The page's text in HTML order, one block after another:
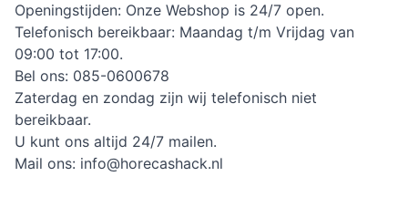
Openingstijden: Onze Webshop is 24/7 open.
Telefonisch bereikbaar: Maandag t/m Vrijdag van
09:00 tot 17:00.
Bel ons: 085-0600678
Zaterdag en zondag zijn wij telefonisch niet
bereikbaar.
U kunt ons altijd 24/7 mailen.
Mail ons: info@horecashack.nl